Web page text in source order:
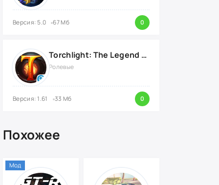
Версия: 5.0 67 Мб 0
Torchlight: The Legend Continues {ВЗЛОМ: Режим Бога}
Ролевые
Версия: 1.61 33 Мб 0
Похожее
Мод